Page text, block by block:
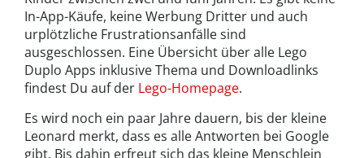
In-App-Käufe, keine Werbung Dritter und auch
urplötzliche Frustrationsanfälle sind
ausgeschlossen. Eine Übersicht über alle Lego
Duplo Apps inklusive Thema und Downloadlinks
findest Du auf der Lego-Homepage.
Es wird noch ein paar Jahre dauern, bis der kleine
Leonard merkt, dass es alle Antworten bei Google
gibt. Bis dahin erfreut sich das kleine Menschlein